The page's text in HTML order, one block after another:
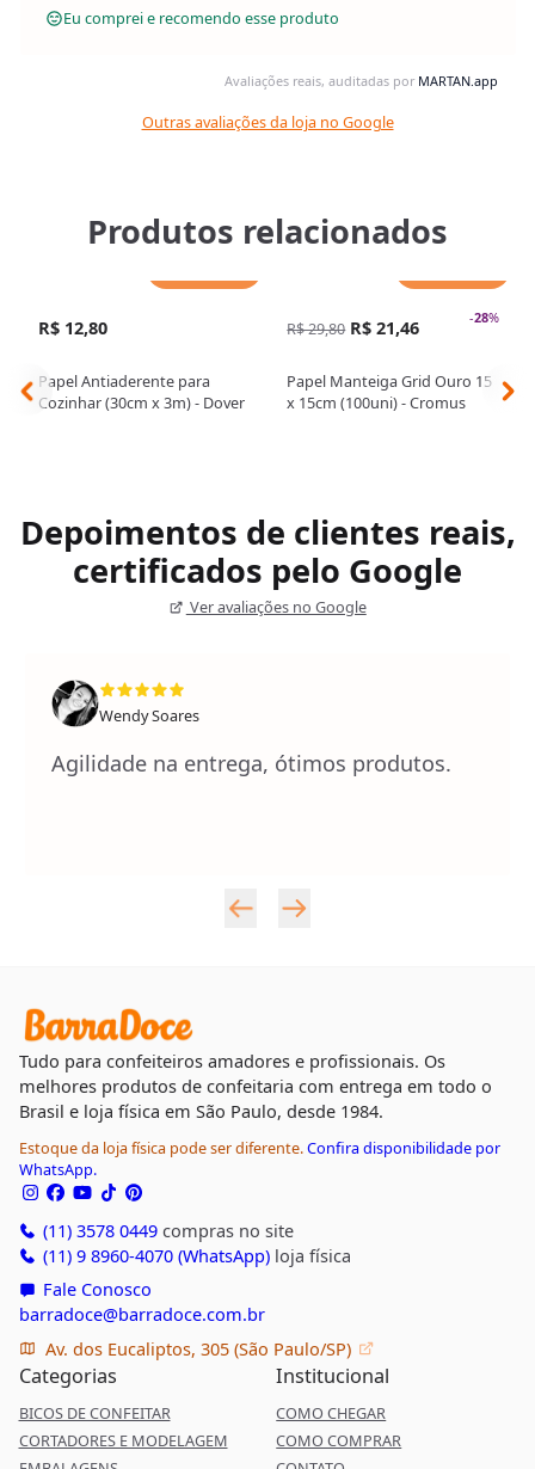
Eu comprei e recomendo esse produto
Avaliações reais, auditadas por MARTAN.app
Outras avaliações da loja no Google
Produtos relacionados
R$ 12,80
Papel Antiaderente para
Cozinhar (30cm x 3m) - Dover
-28%
R$ 29,80 R$ 21,46
Papel Manteiga Grid Ouro 15
x 15cm (100uni) - Cromus
Depoimentos de clientes reais,
certificados pelo Google
Ver avaliações no Google
Wendy Soares
Agilidade na entrega, ótimos produtos.
Tudo para confeiteiros amadores e profissionais. Os
melhores produtos de confeitaria com entrega em todo o
Brasil e loja física em São Paulo, desde 1984.
Estoque da loja física pode ser diferente.Confira disponibilidade por
WhatsApp.
(11) 3578 0449compras no site
(11) 9 8960-4070 (WhatsApp)loja física
Fale Conosco
barradoce@barradoce.com.br
Av. dos Eucaliptos, 305 (São Paulo/SP)
Categorias
BICOS DE CONFEITAR
CORTADORES E MODELAGEM
Institucional
COMO CHEGAR
COMO COMPRAR